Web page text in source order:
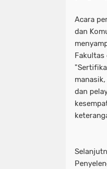
Acara
dan
Fakultas
dan